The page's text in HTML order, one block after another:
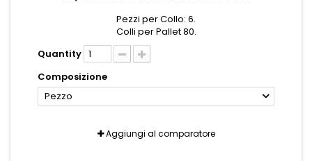
Pezzi per Collo: 6.
Colli per Pallet 80.
Quantity
Composizione
Pezzo
Aggiungi al comparatore